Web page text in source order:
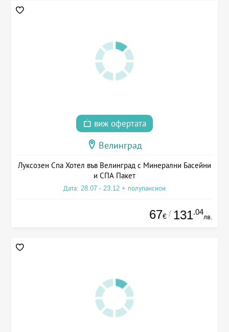
виж офертата
Велинград
Луксозен Спа Хотел във Велинград с Минерални Басейни
и СПА Пакет
Дата: 28.07 - 23.12 + полупансион
67€ / 131.04
лв.